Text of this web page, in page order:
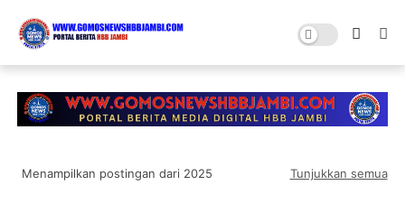
Menampilkan postingan dari 2025 Tunjukkan semua